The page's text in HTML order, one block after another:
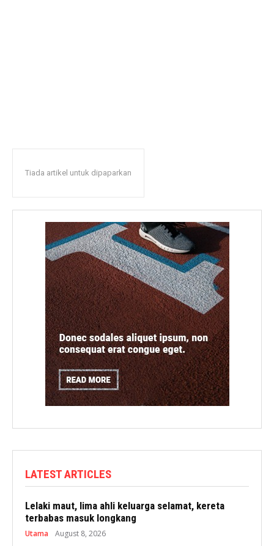
Tiada artikel untuk dipaparkan
LATEST ARTICLES
Lelaki maut, lima ahli keluarga selamat, kereta
terbabas masuk longkang
Utama August 8, 2026